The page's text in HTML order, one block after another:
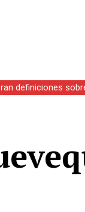
definiciones